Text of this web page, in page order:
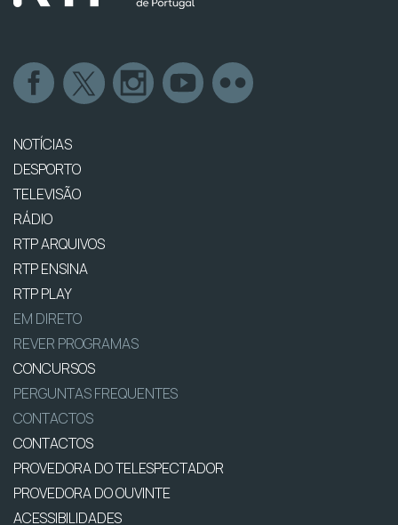
NOTÍCIAS
DESPORTO
TELEVISÃO
RÁDIO
RTP ARQUIVOS
RTP ENSINA
RTP PLAY
EM DIRETO
REVER PROGRAMAS
CONCURSOS
PERGUNTAS FREQUENTES
CONTACTOS
CONTACTOS
PROVEDORA DO TELESPECTADOR
PROVEDORA DO OUVINTE
ACESSIBILIDADES